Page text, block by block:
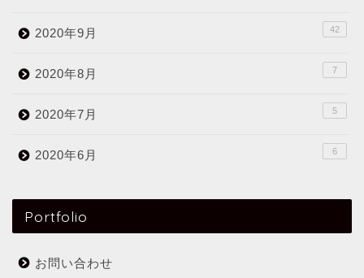
2020年9月 42
2020年8月 7
2020年7月 5
2020年6月 6
Portfolio
お問い合わせ